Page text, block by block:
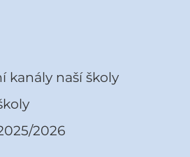
kanály naší školy
2026